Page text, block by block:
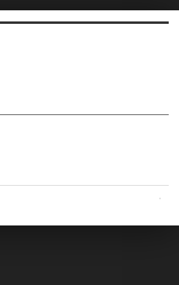
북5
치북5
북5
치북5